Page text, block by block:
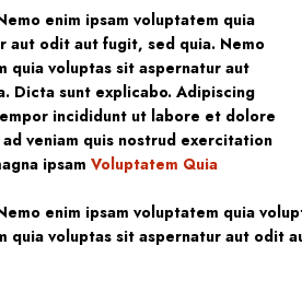
enim ipsam voluptatem quia
aut odit aut fugit, sed quia. Nemo
quia voluptas sit aspernatur aut
Dicta sunt explicabo. Adipiscing
incididunt ut labore et dolore
ad veniam quis nostrud exercitation
ipsam Voluptatem Quia
enim ipsam voluptatem quia
quia voluptas sit aspernatur aut odit